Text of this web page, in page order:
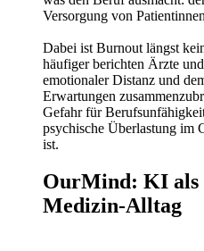
Versorgung von
Dabei ist Burnout längst
häufiger berichten Ärzte
emotionaler Distanz und
Erwartungen
Gefahr für
psychische Überlastung im
ist.
OurMind: KI als
Medizin-Alltag